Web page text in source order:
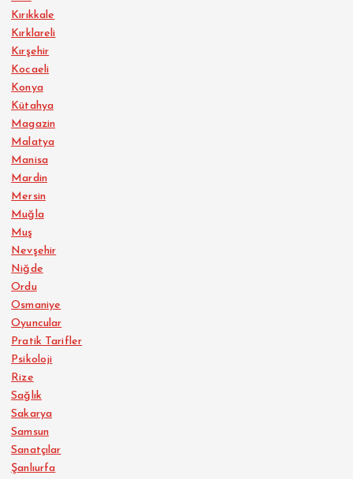
Kırıkkale
Kırklareli
Kırşehir
Kocaeli
Konya
Kütahya
Magazin
Malatya
Manisa
Mardin
Mersin
Muğla
Muş
Nevşehir
Niğde
Ordu
Osmaniye
Oyuncular
Pratik Tarifler
Psikoloji
Rize
Sağlık
Sakarya
Samsun
Sanatçılar
Şanlıurfa